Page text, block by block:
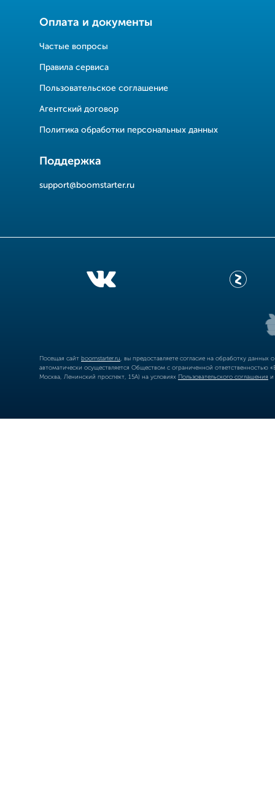
Оплата и документы
Частые вопросы
Правила сервиса
Пользовательское соглашение
Агентский договор
Политика обработки персональных данных
Поддержка
support@boomstarter.ru
Посещая сайт boomstarter.ru , вы предоставляете согласие на обработку
автоматически осуществляется Обществом с ограниченной
Москва, Ленинский проспект, 15А) на условиях Пользовательского соглашения и